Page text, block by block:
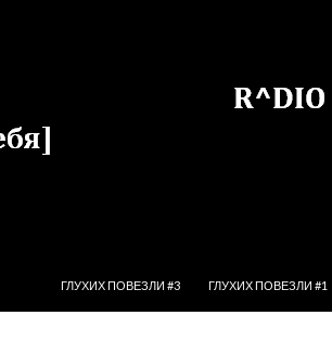
ГЛУХИХ ПОВЕЗЛИ #3
ГЛУХИХ ПОВЕЗЛИ #1